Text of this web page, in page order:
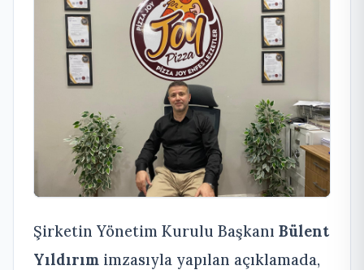
Şirketin Yönetim Kurulu Başkanı Bülent
Yıldırım imzasıyla yapılan açıklamada,